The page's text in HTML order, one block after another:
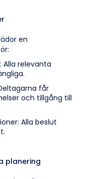
en
relevanta
får
och tillgång till
Alla beslut
planering